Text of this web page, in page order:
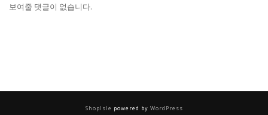
보여줄 댓글이 없습니다.
ShopIsle powered by WordPress